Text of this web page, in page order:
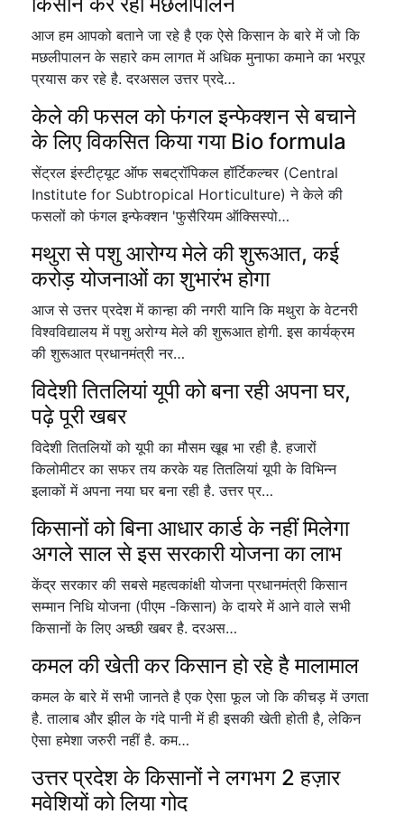
आज हम आपको बताने जा रहे है एक ऐसे किसान के बारे में जो कि
मछलीपालन के सहारे कम लागत में अधिक मुनाफा कमाने का भरपूर
प्रयास कर रहे है. दरअसल उत्तर प्रदे…
केले की फसल को फंगल इन्फेक्शन से बचाने
के लिए विकसित किया गया Bio formula
सेंट्रल इंस्टीट्यूट ऑफ सबट्रॉपिकल हॉर्टिकल्चर (Central
Institute for Subtropical Horticulture) ने केले की
फसलों को फंगल इन्फेक्शन 'फुसैरियम ऑक्सिस्पो…
मथुरा से पशु आरोग्य मेले की शुरूआत, कई
करोड़ योजनाओं का शुभारंभ होगा
आज से उत्तर प्रदेश में कान्हा की नगरी यानि कि मथुरा के वेटनरी
विश्वविद्यालय में पशु अरोग्य मेले की शुरूआत होगी. इस कार्यक्रम
की शुरूआत प्रधानमंत्री नर…
विदेशी तितलियां यूपी को बना रही अपना घर,
पढ़े पूरी खबर
विदेशी तितलियों को यूपी का मौसम खूब भा रही है. हजारों
किलोमीटर का सफर तय करके यह तितलियां यूपी के विभिन्न
इलाकों में अपना नया घर बना रही है. उत्तर प्र…
किसानों को बिना आधार कार्ड के नहीं मिलेगा
अगले साल से इस सरकारी योजना का लाभ
केंद्र सरकार की सबसे महत्वकांक्षी योजना प्रधानमंत्री किसान
सम्मान निधि योजना (पीएम -किसान) के दायरे में आने वाले सभी
किसानों के लिए अच्छी खबर है. दरअस…
कमल की खेती कर किसान हो रहे है मालामाल
कमल के बारे में सभी जानते है एक ऐसा फूल जो कि कीचड़ में उगता
है. तालाब और झील के गंदे पानी में ही इसकी खेती होती है, लेकिन
ऐसा हमेशा जरुरी नहीं है. कम…
उत्तर प्रदेश के किसानों ने लगभग 2 हज़ार
मवेशियों को लिया गोद